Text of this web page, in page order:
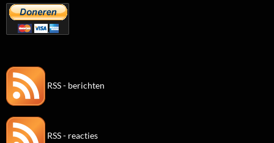
RSS - berichten
RSS - reacties